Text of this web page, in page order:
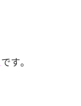
です。